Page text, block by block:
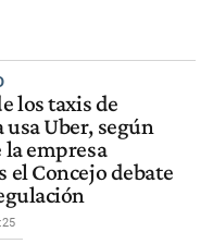
los taxis de
usa Uber, según
la empresa
el Concejo debate